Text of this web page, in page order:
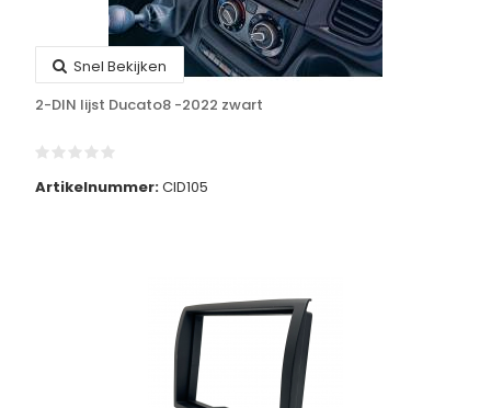
Snel Bekijken
2-DIN lijst Ducato8 -2022 zwart
Artikelnummer:CID105